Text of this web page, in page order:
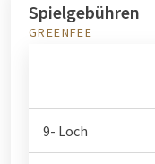
Spielgebühren
GREENFEE
9- Loch